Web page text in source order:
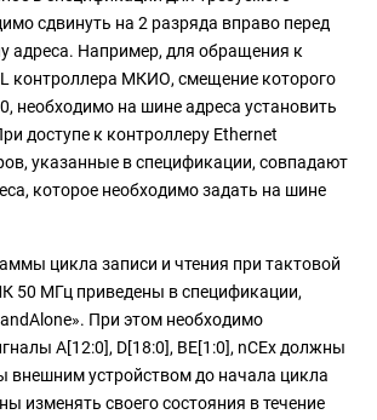
сдвинуть на 2 разряда вправо перед
адреса. Например, для обращения к
контроллера МКИО, смещение которого
необходимо на шине адреса установить
доступе к контроллеру Ethernet
указанные в спецификации, совпадают
которое необходимо задать на шине
цикла записи и чтения при тактовой
50 МГц приведены в спецификации,
При этом необходимо
A[12:0], D[18:0], BE[1:0], nCEx должны
внешним устройством до начала цикла
изменять своего состояния в течение